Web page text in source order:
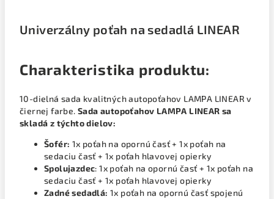
Univerzálny poťah na sedadlá LINEAR
Charakteristika produktu:
10-dielná sada kvalitných autopoťahov LAMPA LINEAR v
čiernej farbe.Sada autopoťahov LAMPA LINEAR sa
skladá z týchto dielov:
Šofér: 1x poťah na opornú časť + 1x poťah na
sedaciu časť + 1x poťah hlavovej opierky
Spolujazdec: 1x poťah na opornú časť + 1x poťah na
sedaciu časť + 1x poťah hlavovej opierky
Zadné sedadlá: 1x poťah na opornú časť spojenú